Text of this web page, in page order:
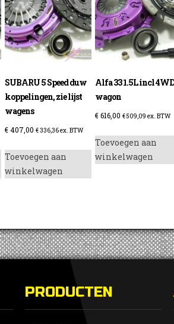
SUBARU 5 Speed duw
koppelingen, zie lijst
wagens
€407,00 €336,36ex. BTW
Toevoegen aan
winkelwagen
Alfa 33 1.5L incl 4WD
wagon
€616,00 €509,09 ex. BTW
Toevoegen aan
winkelwagen
PRODUCTEN